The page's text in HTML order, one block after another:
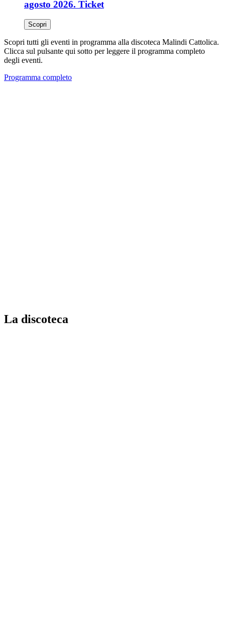
agosto 2026. Ticket
Scopri
Scopri tutti gli eventi in programma alla discoteca Malindi Cattolica.
Clicca sul pulsante qui sotto per leggere il programma completo
degli eventi.
Programma completo
La discoteca